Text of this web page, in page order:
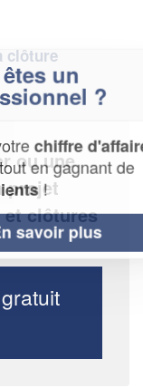
clôture
ou une
projet
clôtures
?
d'affaireset
de
plus